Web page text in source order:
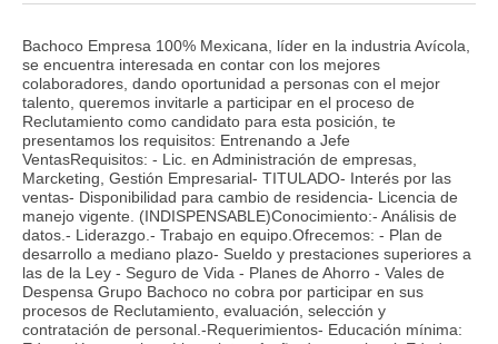
Bachoco Empresa 100% Mexicana, líder en la industria Avícola,
se encuentra interesada en contar con los mejores
colaboradores, dando oportunidad a personas con el mejor
talento, queremos invitarle a participar en el proceso de
Reclutamiento como candidato para esta posición, te
presentamos los requisitos: Entrenando a Jefe
VentasRequisitos: - Lic. en Administración de empresas,
Marcketing, Gestión Empresarial- TITULADO- Interés por las
ventas- Disponibilidad para cambio de residencia- Licencia de
manejo vigente. (INDISPENSABLE)Conocimiento:- Análisis de
datos.- Liderazgo.- Trabajo en equipo.Ofrecemos: - Plan de
desarrollo a mediano plazo- Sueldo y prestaciones superiores a
las de la Ley - Seguro de Vida - Planes de Ahorro - Vales de
Despensa Grupo Bachoco no cobra por participar en sus
procesos de Reclutamiento, evaluación, selección y
contratación de personal.-Requerimientos- Educación mínima: